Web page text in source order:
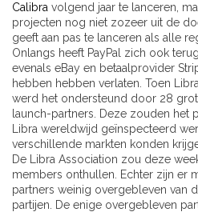
Calibra volgend jaar te lanceren,
projecten nog niet zozeer uit de
geeft aan pas te lanceren als alle
Onlangs heeft PayPal zich ook
evenals eBay en betaalprovider
hebben hebben verlaten. Toen
werd het ondersteund door 28
launch-partners. Deze zouden het
Libra wereldwijd geïnspecteerd
verschillende markten konden
De Libra Association zou deze
members onthullen. Echter zijn er
partners weinig overgebleven van
partijen. De enige overgebleven